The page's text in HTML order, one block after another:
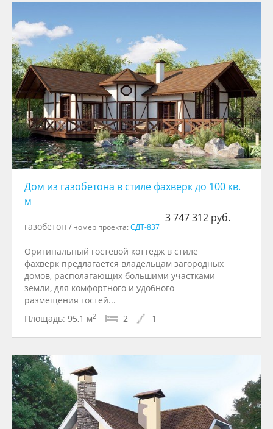
Дом из газобетона в стиле фахверк до 100 кв.
м
3 747 312 руб.
газобетон / номер проекта:СДТ-837
Оригинальный гостевой коттедж в стиле
фахверк предлагается владельцам загородных
домов, располагающих большими участками
земли, для комфортного и удобного
размещения гостей...
Площадь: 95,1 м2 2 1